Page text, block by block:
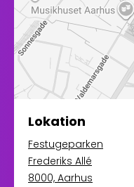
Lokation
Festugeparken
Frederiks Allé
8000, Aarhus